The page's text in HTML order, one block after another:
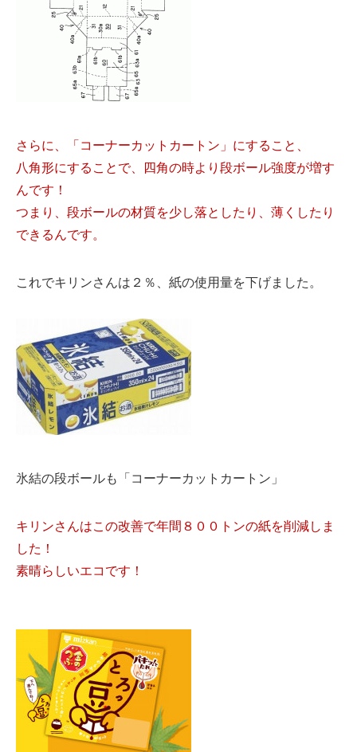
さらに、「コーナーカットカートン」にすること、
八角形にすることで、四角の時より段ボール強度が増す
んです！
つまり、段ボールの材質を少し落としたり、薄くしたり
できるんです。
これでキリンさんは２％、紙の使用量を下げました。
氷結の段ボールも「コーナーカットカートン」
キリンさんはこの改善で年間８００トンの紙を削減しま
した！
素晴らしいエコです！